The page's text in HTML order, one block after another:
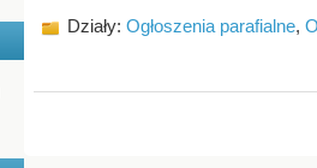
Działy: Ogłoszenia parafialne,